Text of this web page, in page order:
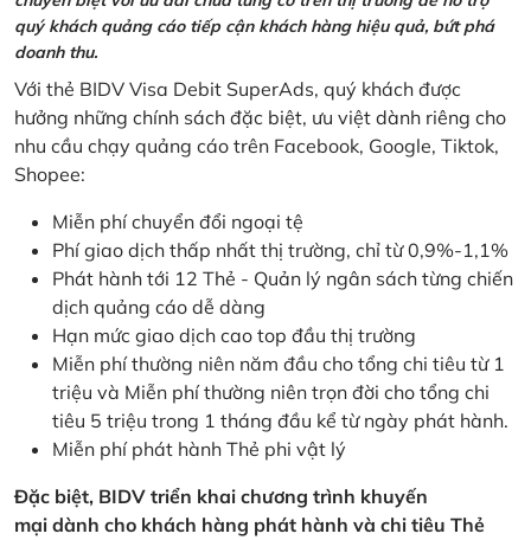
quý khách quảng cáo tiếp cận khách hàng hiệu quả, bứt phá
doanh thu.
Với thẻ BIDV Visa Debit SuperAds, quý khách được
hưởng những chính sách đặc biệt, ưu việt dành riêng cho
nhu cầu chạy quảng cáo trên Facebook, Google, Tiktok,
Shopee:
Miễn phí chuyển đổi ngoại tệ
Phí giao dịch thấp nhất thị trường, chỉ từ 0,9%-1,1%
Phát hành tới 12 Thẻ - Quản lý ngân sách từng chiến
dịch quảng cáo dễ dàng
Hạn mức giao dịch cao top đầu thị trường
Miễn phí thường niên năm đầu cho tổng chi tiêu từ 1
triệu và Miễn phí thường niên trọn đời cho tổng chi
tiêu 5 triệu trong 1 tháng đầu kể từ ngày phát hành.
Miễn phí phát hành Thẻ phi vật lý
Đặc biệt, BIDV triển khai chương trình khuyến
mại dành cho khách hàng phát hành và chi tiêu Thẻ